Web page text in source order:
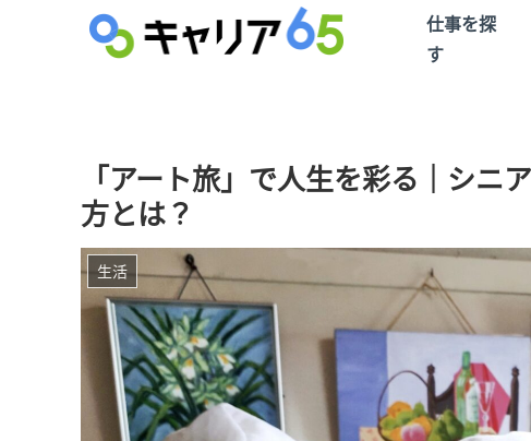
仕事を探
す
「アート旅」で人生を彩る｜シ
方とは？
生活